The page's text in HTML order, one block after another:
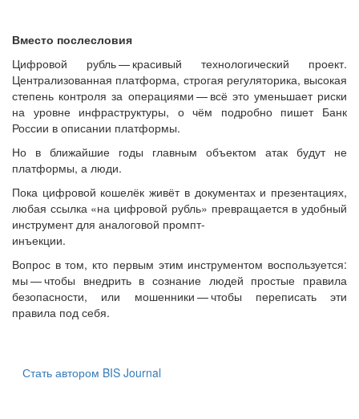
Вместо послесловия
Цифровой рубль — ​красивый технологический проект.
Централизованная платформа, строгая регуляторика, высокая
степень контроля за операциями — ​всё это уменьшает риски
на уровне инфраструктуры, о чём подробно пишет Банк
России в описании платформы.
Но в ближайшие годы главным объектом атак будут не
платформы, а люди.
Пока цифровой кошелёк живёт в документах и презентациях,
любая ссылка «на цифровой рубль» превращается в удобный
инструмент для аналоговой промпт-­
инъекции.
Вопрос в том, кто первым этим инструментом воспользуется:
мы — ​чтобы внедрить в сознание людей простые правила
безопасности, или мошенники — ​чтобы переписать эти
правила под себя.
Стать автором BIS Journal